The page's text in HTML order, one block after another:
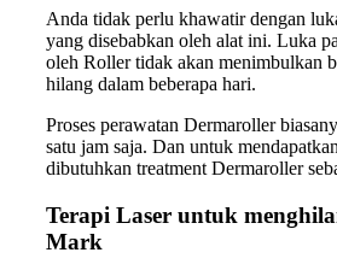
Anda tidak perlu khawatir dengan
yang disebabkan oleh alat ini. Luka
oleh Roller tidak akan menimbulkan
hilang dalam beberapa hari.
Proses perawatan Dermaroller
satu jam saja. Dan untuk
dibutuhkan treatment Dermaroller
Terapi Laser untuk
Mark